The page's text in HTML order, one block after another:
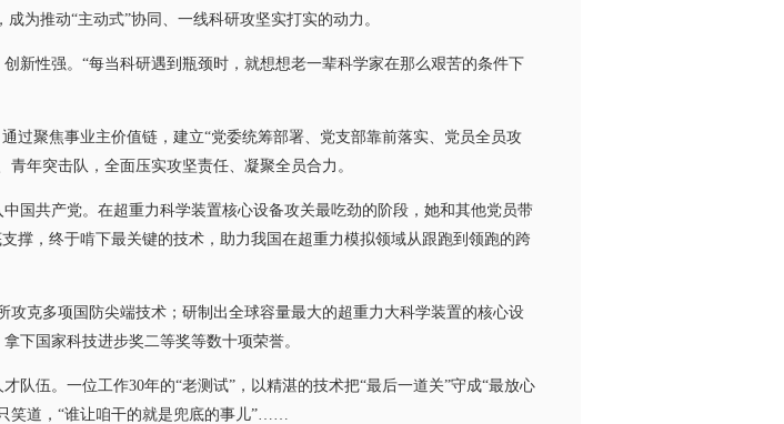
为推动“主动式”协同、一线科研攻坚实打实的动力。
性强。“每当科研遇到瓶颈时，就想想老一辈科学家在那么艰苦的条件下
聚焦事业主价值链，建立“党委统筹部署、党支部靠前落实、党员全员攻
年突击队，全面压实攻坚责任、凝聚全员合力。
共产党。在超重力科学装置核心设备攻关最吃劲的阶段，她和其他党员带
撑，终于啃下最关键的技术，助力我国在超重力模拟领域从跟跑到领跑的跨
克多项国防尖端技术；研制出全球容量最大的超重力大科学装置的核心设
下国家科技进步奖二等奖等数十项荣誉。
伍。一位工作30年的“老测试”，以精湛的技术把“最后一道关”守成“最放心
笑道，“谁让咱干的就是兜底的事儿”……